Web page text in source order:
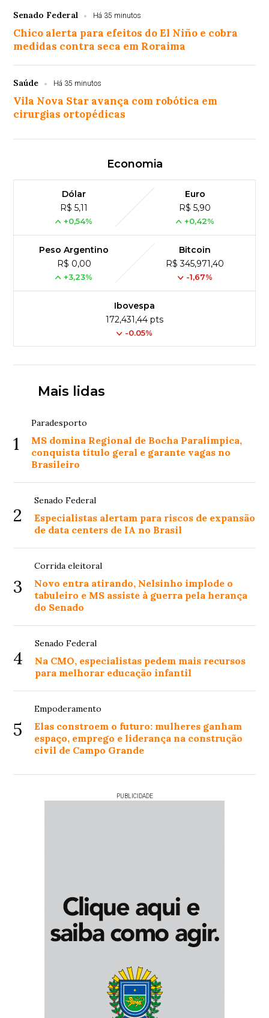
Senado Federal Há 35 minutos
Chico alerta para efeitos do El Niño e cobra
medidas contra seca em Roraima
Saúde Há 35 minutos
Vila Nova Star avança com robótica em
cirurgias ortopédicas
Economia
Dólar
R$ 5,11
+0,54%
Euro
R$ 5,90
+0,42%
Peso Argentino
R$ 0,00
+3,23%
Bitcoin
R$ 345,971,40
-1,67%
Ibovespa
172,431,44 pts
-0.05%
Mais lidas
1
Paradesporto
MS domina Regional de Bocha Paralímpica,
conquista título geral e garante vagas no
Brasileiro
2
Senado Federal
Especialistas alertam para riscos de expansão
de data centers de IA no Brasil
3
Corrida eleitoral
Novo entra atirando, Nelsinho implode o
tabuleiro e MS assiste à guerra pela herança
do Senado
4
Senado Federal
Na CMO, especialistas pedem mais recursos
para melhorar educação infantil
5
Empoderamento
Elas constroem o futuro: mulheres ganham
espaço, emprego e liderança na construção
civil de Campo Grande
PUBLICIDADE